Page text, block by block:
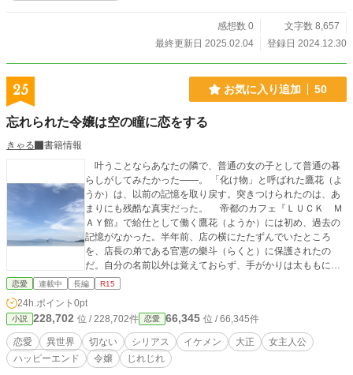
に、心が惹かれてしまう。 一目惚れだった。 四歳の少女の初恋だった。
――これは、あやかしに恋をした少女の話。
感想数 0
文字数 8,657
最終更新日 2025.02.04
登録日 2024.12.30
25 お気に入り追加 50
忘れられた令嬢は空の瞳に恋をする
きゃる
書籍情報
叶うことならあなたの隣で、普通の女の子として普通の暮
らしがしてみたかった――。 「化け物」と呼ばれた鷹花（よ
うか）は、以前の記憶を取り戻す。突きつけられたのは、あ
まりにも残酷な真実だった。 帝都のカフェ『ＬＵＣＫ Ｍ
ＡＹ館』で給仕として働く鷹花（ようか）には初め、過去の
記憶がなかった。半年前、店の横にたたずんでいたところ
を、店長の弟である官憲の樂斗（らくと）に保護されたの
だ。自分の名前以外は覚えておらず、手がかりは太ももにあ
る痣（あざ）のようなものだけ。明るく振る舞う鷹花だけれ
はなんのため？』 そんな彼女を周囲や樂斗が優しく支え
た。満ち足りた日々を過ごす鷹花は、やがて恋心を抱く。
『好きになったのが、あなたで良かった。私が記憶を取り戻
しても、一緒にいてくれますか？』 しかし、あるきっか
けで以前の自分を思い出した鷹花は、大好きな人達を巻き込
恋愛 連載中 長編 R15
24h.ポイント 0pt
小説 228,702 位 / 228,702件 恋愛 66,345 位 / 66,345件
恋愛 異世界 切ない シリアス イケメン 大正
女主人公
ハッピーエンド
令嬢 じれじれ